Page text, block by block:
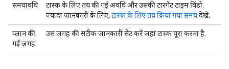
समयावधि
टास्क के लिए तय की गई अवधि और उसकी टारगेट टाइम विंडो.
ज़्यादा जानकारी के लिए, टास्क के लिए तय किया गया समयदेखें.
प्लान की
गई जगह
उस जगह की सटीक जानकारी सेट करें जहां टास्क पूरा करना है.